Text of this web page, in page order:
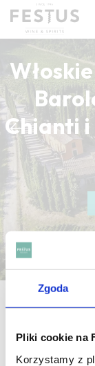
Zgoda
Pliki cookie na
Korzystamy z
Chianti